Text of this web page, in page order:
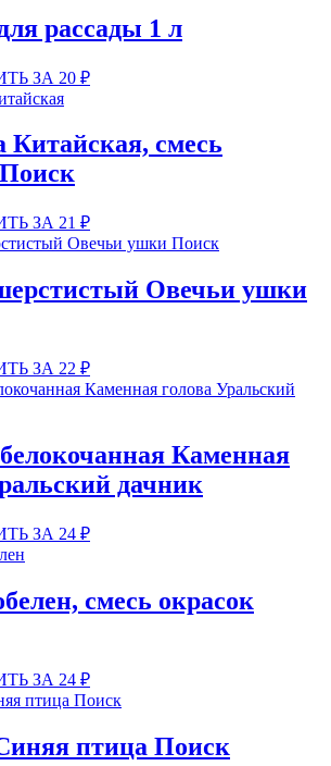
рассады 1 л
ЗА 20 ₽
Китайская, смесь
ЗА 21 ₽
Овечьи ушки
ЗА 22 ₽
Каменная
дачник
ЗА 24 ₽
смесь окрасок
ЗА 24 ₽
птица Поиск